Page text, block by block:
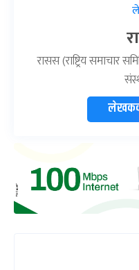
रासस (राष्ट्रिय समाचार